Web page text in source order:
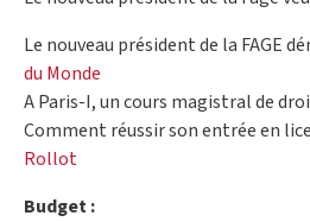
Le nouveau président de la FAGE
du Monde
A Paris-I, un cours magistral de
Comment réussir son entrée en
Rollot
Budget :